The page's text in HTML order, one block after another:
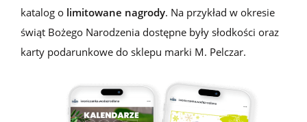
katalog o limitowane nagrody. Na przykład w okresie
świąt Bożego Narodzenia dostępne były słodkości oraz
karty podarunkowe do sklepu marki M. Pelczar.